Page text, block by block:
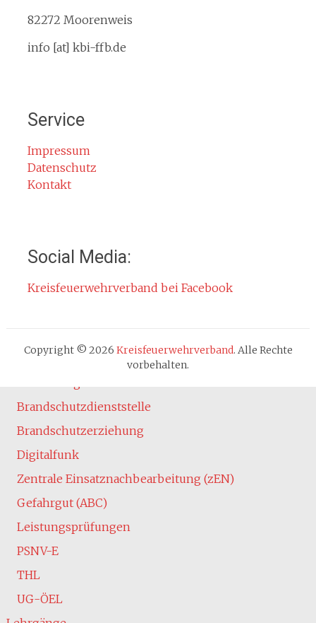
Service
Rauchmelder
Rettungsgasse
Gefahr durch Kohlenmonoxid
Cookie-Hinweis
Atemschutz
Brandschutzdienststelle
Brandschutzerziehung
Digitalfunk
Zentrale Einsatznachbearbeitung (zEN)
Gefahrgut (ABC)
Leistungsprüfungen
PSNV-E
THL
UG-ÖEL
82272 Moorenweis
info [at] kbi-ffb.de
Service
Impressum
Datenschutz
Kontakt
Social Media:
Kreisfeuerwehrverband bei Facebook
Copyright © 2026 Kreisfeuerwehrverband. Alle Rechte
vorbehalten.